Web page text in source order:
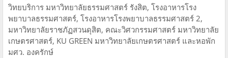
วิทยบริการ มหาวิทยาลัยธรรมศาสตร์ รังสิต, โรงอาหารโรง
พยาบาลธรรมศาสตร์, โรงอาหารโรงพยาบาลธรรมศาสตร์ 2,
มหาวิทยาลัยราชภัฏสวนดุสิต, คณะวิศวกรรมศาสตร์ มหาวิทยาลัย
เกษตรศาสตร์, KU GREEN มหาวิทยาลัยเกษตรศาสตร์ และหอพัก
มศว. องครักษ์